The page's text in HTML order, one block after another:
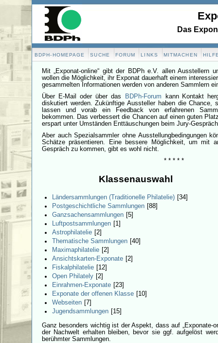
Das
BDPH-HOMEPAGE SUCHE FORUM LINKS MITMACHEN
Mit „Exponat-online“ gibt der BDPh e.V. allen Ausstellern
wollen die Möglichkeit, ihr Exponat dauerhaft einem
gesammelten Informationen werden von anderen Sammlern
Über E-Mail oder über das
BDPh-Forum
kann Kontakt
diskutiert werden. Zukünftige Aussteller haben die Chance,
lassen und vorab ein Feedback von erfahrenen
bekommen. Das verbessert die Chancen auf einen guten
erspart unter Umständen Enttäuschungen beim Jury-
Aber auch Spezialsammler ohne Ausstellungbedingungen
Schätze präsentieren. Eine bessere Möglichkeit, um mit
Gespräch zu kommen, gibt es wohl nicht.
* * * * *
Klassenauswahl
Ländersammlungen (Traditionelle Philatelie) [34]
Postgeschichtliche Sammlungen [88]
Ganzsachensammlungen [5]
Luftpostsammlungen [1]
Astrophilatelie [2]
Thematische Sammlungen [40]
Maximaphilatelie [2]
Ansichtskarten-Exponate [2]
Fiskalphilatelie [12]
Open Philately [2]
Einrahmen-Exponate [23]
Exponate der offenen Klasse [10]
Webseiten [7]
Jugendsammlungen [15]
Ganz besonders wichtig ist der Aspekt, dass auf „Exponate-
der Nachwelt erhalten bleiben, bevor sie ggf. aufgelöst
berühmter Sammlungen.